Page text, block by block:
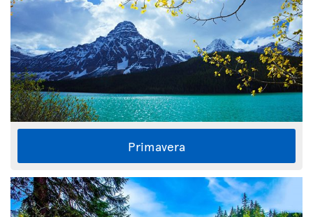
Primavera